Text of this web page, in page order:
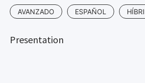
AVANZADO ESPAÑOL
Presentation